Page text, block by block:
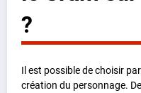
?
Il est possible de choisir
création du personnage.